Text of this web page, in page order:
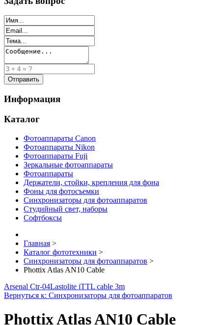
Информация
Каталог
Фотоаппараты Canon
Фотоаппараты Nikon
Фотоаппараты Fuji
Зеркальные фотоаппараты
Фотоаппараты
Держатели, стойки, крепления для фона
Фоны для фотосъемки
Синхронизаторы для фотоаппаратов
Студийный свет, наборы
Софтбоксы
Главная >
Каталог фототехники >
Синхронизаторы для фотоаппаратов >
Phottix Atlas AN10 Cable
Arsenal Ctr-04Lastolite iTTL cable 3m
Вернуться к: Синхронизаторы для фотоаппаратов
Phottix Atlas AN10 Cable